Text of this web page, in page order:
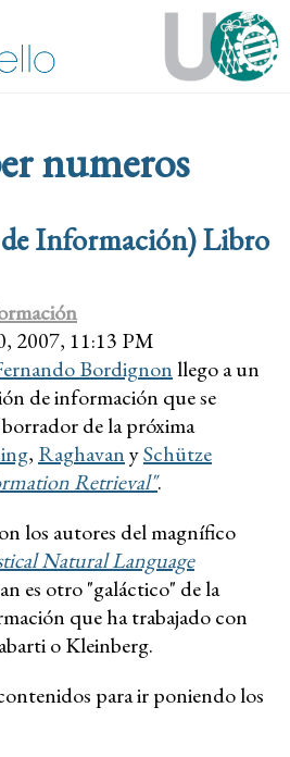
numeros
Información) Libro
2007, 11:13 PM
Bordignonllego a un
de información que se
de la próxima
, RaghavanySchütze
Retrieval".
los autores del magnífico
Natural Language
es otro "galáctico" de la
que ha trabajado con
o Kleinberg.
para ir poniendo los